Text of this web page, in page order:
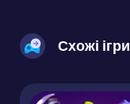
Схожі ігри